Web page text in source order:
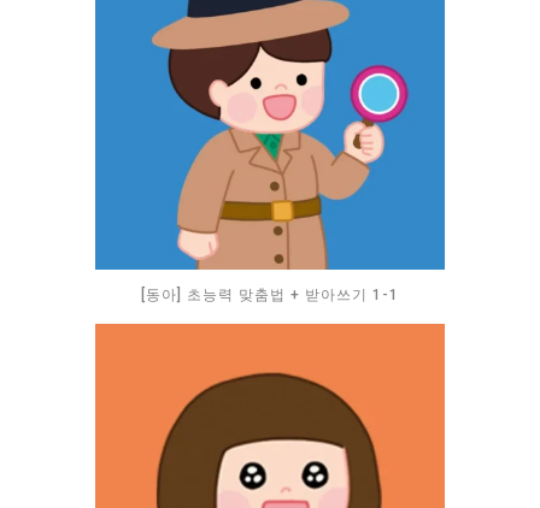
[동아] 초능력 맞춤법 + 받아쓰기 1-1